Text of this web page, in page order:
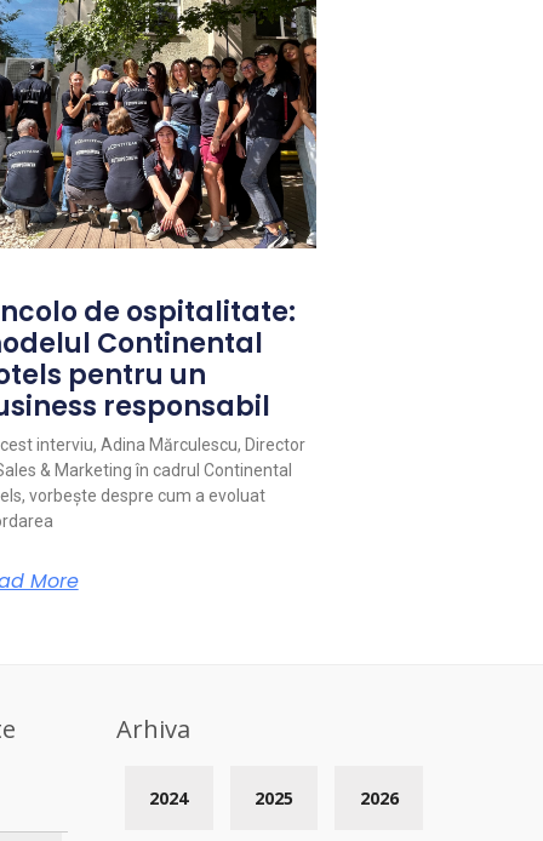
de ospitalitate:
Continental
pentru un
responsabil
interviu, Adina Mărculescu, Director
& Marketing în cadrul Continental
vorbește despre cum a evoluat
More
Arhiva
2026
2025
2024